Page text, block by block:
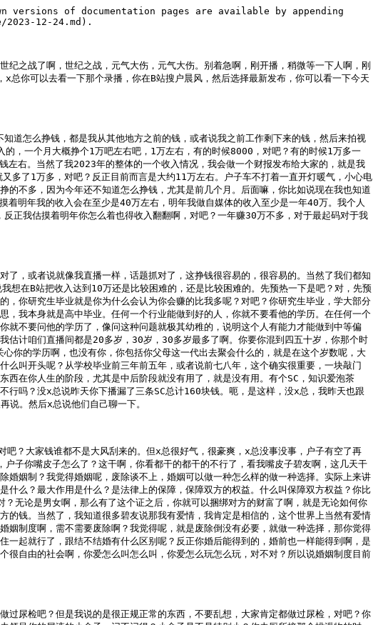
板的角色吗？

户晨风：什么拍板？你按不按照法律来？

某网友：你按不按照法律来？

户晨风：你讨论的问题我觉得没有讨论的必要，你按照法律来就可以了。这是我的私有财产，你有什么资格？我说不就是不，我不需要给你任何理由。

某网友：我不知道你想讨论什么，你想讨论什么？其实我是同意不应该为了小部分人为了大部分人然后牺牲一小部分，其实我也是不同意的，但是就是其实遇到这种情况，有时候可能是我自己社会经验比较少吧，就是我觉得遇到这种情况会很困扰，然后就是也找不出一个合理的解决方案。就是还是我说的呀，其实拆不拆不是一个问题，就是说比方说因为有些事情而有正反对两方不同的这个想法，那现在这两个想法冲突了，那到底该怎么样合理的去解决呢？如果是。

户晨风：我现在问你啊，就以你所说的，比如说这个区域99%的人都同意拆迁，有一个人不同意，对，那不同意按照你的想法应该怎么解决呢？

某网友：其实按照我的想法来说，其实我是同意不拆的，但是如果我是那99%的人，那我肯定是希望拆走的。就是说按照法理来说，我是觉得确实他觉得不想拆那就不拆，尊重小部分人的意愿。但是按照我想拿钱的情感来说，那我肯定是想方设法会希望他去拆掉的。那如果说这个事情一直得不到解决的话，可能演变的就是99%的住户会去对那1%的人去，对吧？

户晨风：你说了一段没有意义的话，就是你说了一段撤骨路话，就是说了跟没有说是一样的。

某网友：对，我知道，因为我也想不出好的解决方式。所以说就是按情感上来说，就是按照理智告诉我确实不应该拆，但是按照情感上就是比方说我现在99%，那我肯定是希望他去拆掉的。你又重复了一遍，还有其他的观点吗？

户晨风：这个事情如果交给你来做，你会怎么决定？怎么决定不是由我决定，是由法律决定的。什么决定？我怎么决定啊？所以说你根本就不敬畏法律。

某网友：没有，不是我不敬畏法律啊，那如果不是我不敬畏法律啊，是现实中真的有这种情况发生的话，那肯定不是以法律为依据了。

户晨风：下一个，下一个啊，这个伸缩自如伸x总说，我想看你和功考面师老梅连麦，他的粉丝全是将来想喂什么什么什么的，我不知道这个人是谁啊，伸x总他要是来我直播间可以连麦啊，没问题啊。这个公考面试老梅是吧？他可以啊，他来过直播间吧？可以当然可以上麦了，没问题的啊，没问题的。沈松松卡梅龙的地花说，刚才连我了吗？好，现在立刻连啊，现在立刻连啊，卡梅龙的地花。

某网友：卡梅龙的地花在哪？我看一下啊，卡梅龙的地花没看到哦，看到了，看到了。

户晨风：你好，请直接表达观点。

某网友：那个，我就是想跟你聊聊刚才家庭的那方面，可能我说的因为我是学法律出身的，所以我说的可能会有一些名词可能是在直播间里可能是屏蔽的，你到时候提醒我好吧？你说关于家庭这方面，我是比较赞同你认为就是说婚姻是会形式上解体。为什么呢？从历史上来看，就是我个人观点，就是人类社会发展是从氏族然后逐渐解体到家族，再逐渐解体到家庭，再逐渐解体到个人，我是这么一个观点。但是可能我现在读的比较少，但是我认为就是随着社会分工和生产力的增加，个人的抵抗风险能力它是越来越增强的，然后所以呢它并不需要家庭。而且婚姻制度它也是为了保护财产权，也是两个人合作起来在工业社会可能会更适合这样，因为工业社会在劳工最基础资本主义最发展的时候是男人当煤矿工人，女人去当织布工人，它是一个家庭上的。而如果倒退到农业社会，它实际上是一个大家族，因为它要秋收农耕的时候需要一个家族的力量一起来完成。而再往前倒退，比如说中国古罗马的时候，古罗马它实际上是一个士族联合的一个过程，古中国是一个士族征伐的过程，所以说也是从士族这么慢慢的演变出来，然后成为一个家族以村为单位的家族，再往后面是到了工业社会的一个家庭，然后再往后面是可能到了信息时代随着个人的能力增强，它可能结起到个人。所以我认为家庭这个婚姻制度它会以婚姻制度为基础的家庭，可能在未来某一段时间会解体。但是反过来另一方面，它实际上也是从身份转变到契约，也就是说个人他之后会形成一种社团，这种社团无论是以什么为主，它更多的是以契约为基础，无论是互助社、公司还是什么慈善基金会，它都是契约。所以这也是我看的市民社会理论它当中就提到的，就是基础是黑格尔的法哲学历面提到的家庭、市民社会和nation的三分法就是。

户晨风：好好好，不要细说，不要细说。

某网友：所以我就说认为就是就是家庭后面会解体，而且之前包括之前那个比友说的这个宏大叙事这个问题，实际上是我觉得还是跟中国传统的这些东西，因为咱们还是要掉头去看为什么很多中国人，咱们就不说其他世界的人了，咱们就说中国人，为什么很多是沉迷宏大叙事来讲？

户晨风：不说这个，不说这个，不说这个。

某网友：这个东西实际上是从古代的家庭法原理能找到，就是日本人自核搜山写的《家庭法原理》，实际上是一种人格吸收，就是父亲对子辈的人格吸收，然后他基础是财产权的继承，这是有日本人专门研究过的。所以我觉得，其实可能更多的还是中国人骨子里愿意当别人爹的那种感觉。我觉得没有必要，我觉得现代社会应该要相信自己，就是相信个人有能力管好自己的事情，不要想着是为别人当爹，就是想着说是你去当别人，就是替别人想啊，这个事情怎么样了，最后会影响国家。你不要想这些，你要想的是怎么管好自己，你个人有能力管好个人的事情，当每个人把自己的事情管好以后，整个社会就会变好。这是我的一个观点。好的，行，好，谢谢啊。还有其他的吗？还有一个就是刚才上一个B友说的是什么？上一个B友说的是那个拆迁那个问题。拆迁那个问题我觉得是在那个市民社会里面，他有那个关于就是...

户晨风：你是律师吗？那我现在问你啊，来，我现在问你，你这律师说话就是啰啰嗦嗦的，就抓不住重点。那我现在问你，你现在假如说，比如说我现在拆一个街道，那街道里面呢，有比如说98%的人都同意这个拆了。

某网友：有2%的人不同意。

户晨风：在那我不同意呢，你不同意那没有办法的事情。什么叫没办法啊？他法理上他通不过。

某网友：啊，你具体指哪个法理呢？

户晨风：哎，这私有私人财产神圣啊，不可侵犯啊。

某网友：没有没有，中国没有，中国没有。

户晨风：哎，你干嘛？你咱俩不是线下必有，咱可线上直播呢，你干嘛？咱们俩可线上直播呢，你以为咱俩可线下面对面呢？下一个，下一个，胡德老师能联一下我吗？我比较peace，不会触摸克鲁斯。你别急，别急，别急，你别急，我先联一下其他人，稍等，稍等。

某网友：你好，我现在正好在办公室，然后我刚才听了一些，包括昨天想了一些，我想更全面的表达一下我的观点，也比较简短。我觉得昨天我从昨天晚上到今天也想了想你的手段和套路，我觉得你还是比较精明的，你把一个我质疑你个人的逻辑有问题，转移到了我们在的阶层问题上来，以及你转移到了我们学历上差距导致的。但其实我们，你这个今天一开始直播我没听到，但我听到聊学历了，我猜也可能是冲我来的。所以说我要表达的意思是说呢，我并不是有因为这个学历而觉得而藐视一些人，我反而我反而要表达的意思是说，因为你并没有受到过严格的思考方式逻辑这种模式的训练，会导致你在很多时候思考的时候会扭曲现实，会抓错重点。就比如说来说，你刚才说这个揭尿这个事情，首先呢，你只是听了一位网友的私信发图，然后你就把这个事情拿出来说。但事实上不巧，我前段时间也刚去过医院，我昨天不是跟你说过我去过医院，我就是做一些尿液方面检测，它其实是有量杯的。我可能跟那个你之前去的医院不太一样，我呢进去之后我是先放了一个大量杯，我帮你做过化学实验嘛，是一个实验的量杯，你在把剩下的部分倒的一个小的一个小的小罐子里，你只把这个小罐子给他就行了。当然你是有一定几率接触到这个尿液的，你只需要把它冲洗擦干净就可以，这个是现实啊，这个是现实。但这个现实其实抛开不讲来说，你刚才通过你刚才表达那个意思，其实你反映的是说从体验来讲，从服务角度来讲，是不如美国的私立医院。但其实在你这个直播间里面，你一直要表达的观点是，我们一直在探讨的是对普通人最基本的这种医疗提供的保障。那你如果来在这谈服务和体验来讲，那我当然承认大部分的公立的医院体验当然不如私立的，因为我在第一次很年迈就有和你聊到，私立的有一部分盈利就是来源于服务，来源于更体贴这个病人的这个客户的角度，对吧？所以说你我我的整个的宏观逻辑来说，并不像你把我和比我推的这么远，说我什么不尽人情，说我这个高高在上，其实根本不是。我本质上是要质疑你的这个思考方式和逻辑模式上的问题，你对现实生活中真正东西的把握。那我昨天马上什么我对现实生活中真正东西的把握啊？我在这边讲的都是社会上的真事，现实中的事，直播间这么多人，我如果编我如果造我瞎说，都轮不到你